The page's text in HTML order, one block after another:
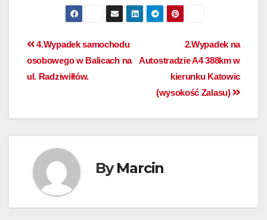
2.Wypadek na
Autostradzie A4 388km w
kierunku Katowic
(wysokość Zalasu)
4.Wypadek samochodu
osobowego w Balicach na
ul. Radziwiłłów.
ByMarcin